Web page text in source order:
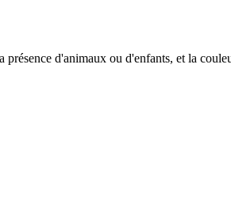
d'animaux ou d'enfants, et la